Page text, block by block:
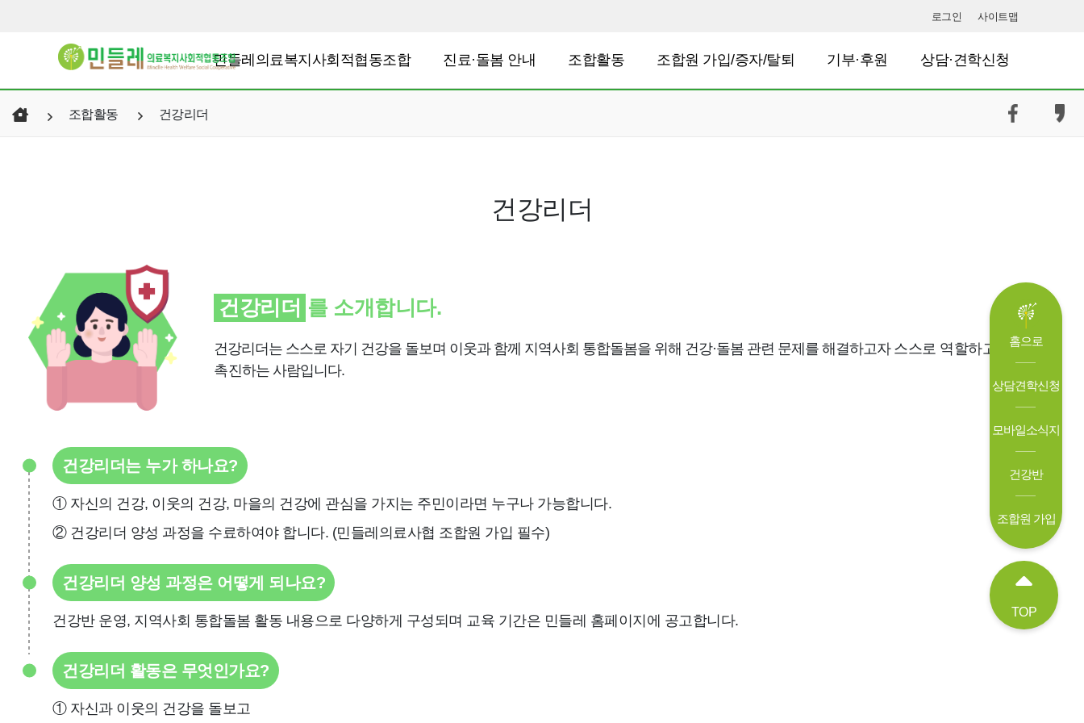
홈으로
상담견학신청
모바일소식지
건강반
조합원 가입
TOP
로그인 사이트맵
민들레의료복지사회적협동조합 진료·돌봄 안내 조합활동 조합원 가입/증자/탈퇴 기부·후원 상담·견학신청
조합활동 건강리더
건강리더
건강리더 를 소개합니다.
건강리더는 스스로 자기 건강을 돌보며 이웃과 함께 지역사회 통합돌봄을 위해 건강·돌봄 관련 문제를 해결하고자 스스로 역할하고 관계를
촉진하는 사람입니다.
건강리더는 누가 하나요?
① 자신의 건강, 이웃의 건강, 마을의 건강에 관심을 가지는 주민이라면 누구나 가능합니다.
② 건강리더 양성 과정을 수료하여야 합니다. (민들레의료사협 조합원 가입 필수)
건강리더 양성 과정은 어떻게 되나요?
건강반 운영, 지역사회 통합돌봄 활동 내용으로 다양하게 구성되며 교육 기간은 민들레 홈페이지에 공고합니다.
건강리더 활동은 무엇인가요?
① 자신과 이웃의 건강을 돌보고